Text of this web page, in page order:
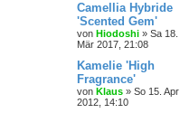
Camellia Hybride
'Scented Gem'
von Hiodoshi » Sa 18.
Mär 2017, 21:08
Kamelie 'High
Fragrance'
von Klaus » So 15. Apr
2012, 14:10